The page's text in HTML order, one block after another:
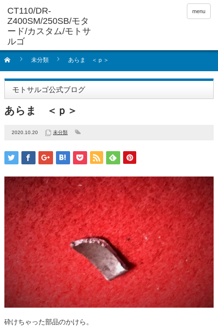
menu
未分類 あらま ＜ｐ＞
モトサルゴ公式ブログ
あらま ＜ｐ＞
2020.10.20 未分類
砕けちゃった部品のかけら。